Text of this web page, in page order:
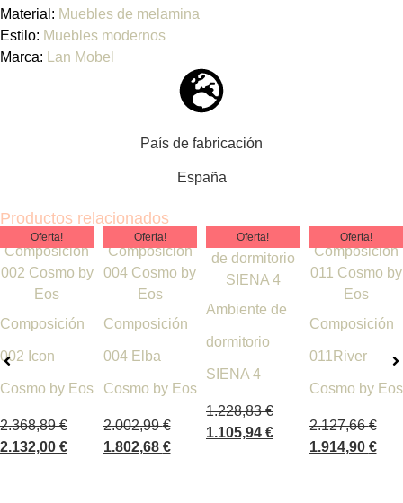
Material: Muebles de melamina
Estilo: Muebles modernos
Marca:
Lan Mobel
País de fabricación
España
Productos relacionados
Oferta!
Composición
002 Icon
Cosmo by Eos
2.368,89€
2.132,00 €
Oferta!
Composición
004 Elba
Cosmo by Eos
2.002,99€
1.802,68 €
Oferta!
Ambiente de
dormitorio
SIENA 4
1.228,83€
1.105,94 €
Oferta!
Composición
011River
Cosmo by Eos
2.127,66€
1.914,90 €